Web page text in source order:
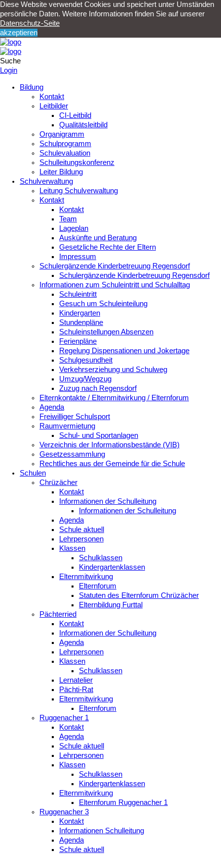
Diese Website verwendet Cookies und speichert unter Umständen
persönliche Daten. Weitere Informationen finden Sie auf unserer
Datenschutz-Seite
akzeptieren
Suche
Login
Bildung
Kontakt
Leitbilder
CI-Leitbild
Qualitätsleitbild
Organigramm
Schulprogramm
Schulevaluation
Schulleitungskonferenz
Leiter Bildung
Schulverwaltung
Leitung Schulverwaltung
Kontakt
Kontakt
Team
Lageplan
Auskünfte und Beratung
Gesetzliche Rechte der Eltern
Impressum
Schulergänzende Kinderbetreuung Regensdorf
Schulergänzende Kinderbetreuung Regensdorf
Informationen zum Schuleintritt und Schulalltag
Schuleintritt
Gesuch um Schuleinteilung
Kindergarten
Stundenpläne
Schuleinstellungen Absenzen
Ferienpläne
Regelung Dispensationen und Jokertage
Schulgesundheit
Verkehrserziehung und Schulweg
Umzug/Wegzug
Zuzug nach Regensdorf
Elternkontakte / Elternmitwirkung / Elternforum
Agenda
Freiwilliger Schulsport
Raumvermietung
Schul- und Sportanlagen
Verzeichnis der Informationsbestände (VIB)
Gesetzessammlung
Rechtliches aus der Gemeinde für die Schule
Schulen
Chrüzächer
Kontakt
Informationen der Schulleitung
Informationen der Schulleitung
Agenda
Schule aktuell
Lehrpersonen
Klassen
Schulklassen
Kindergartenklassen
Elternmitwirkung
Elternforum
Statuten des Elternforum Chrüzächer
Elternbildung Furttal
Pächterried
Kontakt
Informationen der Schulleitung
Agenda
Lehrpersonen
Klassen
Schulklassen
Lernatelier
Pächti-Rat
Elternmitwirkung
Elternforum
Ruggenacher 1
Kontakt
Agenda
Schule aktuell
Lehrpersonen
Klassen
Schulklassen
Kindergartenklassen
Elternmitwirkung
Elternforum Ruggenacher 1
Ruggenacher 3
Kontakt
Informationen Schulleitung
Agenda
Schule aktuell